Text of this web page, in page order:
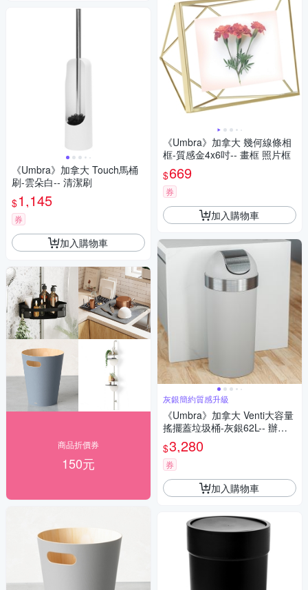
《Umbra》加拿大 Touch馬桶
刷-雲朵白-- 清潔刷
$1,145
券
加入購物車
商品折價券
150元
《Umbra》加拿大 幾何線條相
框-質感金4x6吋-- 畫框 照片框
$669
券
加入購物車
灰銀簡約質感升級
《Umbra》加拿大 Venti大容量
搖擺蓋垃圾桶-灰銀62L-- 辦公
室垃圾桶
$3,280
券
加入購物車